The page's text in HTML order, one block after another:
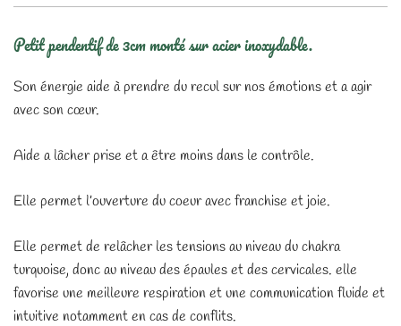
Petit pendentif de 3cm monté sur acier inoxydable.
Son énergie aide à prendre du recul sur nos émotions et a agir
avec son cœur.
Aide a lâcher prise et a être moins dans le contrôle.
Elle permet l’ouverture du coeur avec franchise et joie.
Elle permet de relâcher les tensions au niveau du chakra
turquoise, donc au niveau des épaules et des cervicales. elle
favorise une meilleure respiration et une communication fluide et
intuitive notamment en cas de conflits.